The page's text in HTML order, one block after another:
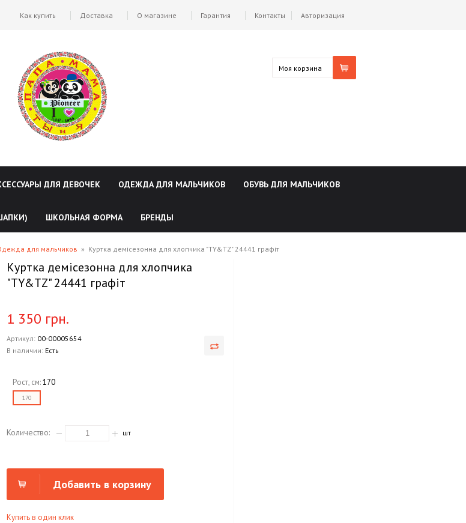
Авторизация
Как купить Доставка О магазине Гарантия Контакты
Моя корзина
ДЛЯ ДЕВОЧЕК ОДЕЖДА ДЛЯ МАЛЬЧИКОВ ОБУВЬ ДЛЯ МАЛЬЧИКОВ
ШКОЛЬНАЯ ФОРМА БРЕНДЫ
для мальчиков » Куртка демісезонна для хлопчика "TY&TZ" 24441 графіт
Куртка демісезонна для хлопчика
"TY&TZ" 24441 графіт
1 350 грн.
Артикул: 00-00005654
В наличии: Есть
Рост, см:170
170
Количество: шт
Добавить в корзину
Купить в один клик